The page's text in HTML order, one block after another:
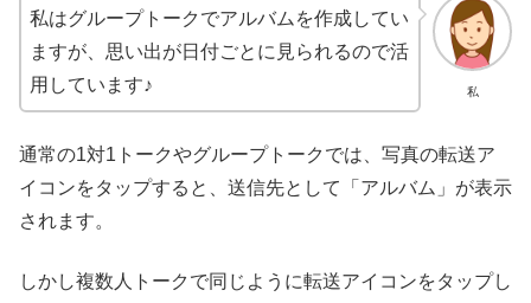
私
私はグループトークでアルバムを作成してい
ますが、思い出が日付ごとに見られるので活
用しています♪
通常の1対1トークやグループトークでは、写真の転送ア
イコンをタップすると、送信先として「アルバム」が表示
されます。
しかし複数人トークで同じように転送アイコンをタップし